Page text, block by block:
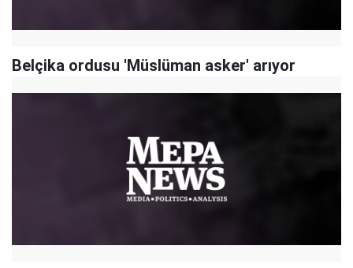
Belçika ordusu 'Müslüman asker' arıyor